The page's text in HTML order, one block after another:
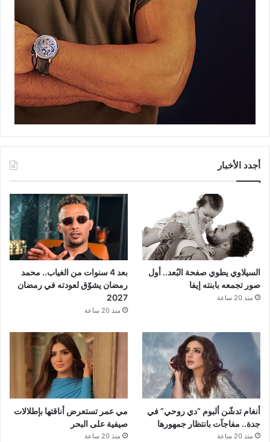
أجدد الأخبار
السيلاوي يطوي صفحة البُعد.. أول
صور تجمعه بابنته إيفا
منذ 20 ساعة
بعد 4 سنوات من الغياب.. محمد
رمضان يشوّق لعودته في رمضان
2027
منذ 20 ساعة
أنغام تدشّن ألبوم “دي روحي” في
جدة.. مفاجآت بانتظار جمهورها
منذ 20 ساعة
مي عمر تستعرض أناقتها بإطلالات
صيفية على البحر
منذ 20 ساعة